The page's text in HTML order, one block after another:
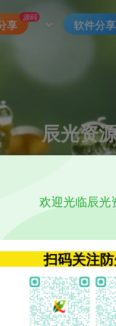
享
源码
软件分享
辰光资
优质的网络资源
神马 getapp
欢迎光临辰光
扫码关注